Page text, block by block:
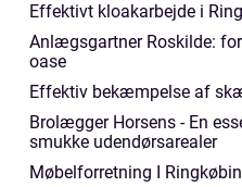
Effektivt kloakarbejde i
Anlægsgartner Roskilde:
oase
Effektiv bekæmpelse af
Brolægger Horsens - En
smukke udendørsarealer
Møbelforretning I